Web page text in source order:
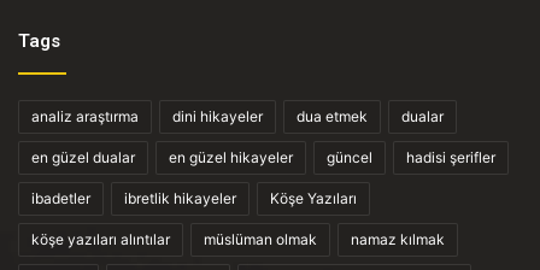
Tags
analiz araştırma dini hikayeler dua etmek dualar
en güzel dualar en güzel hikayeler güncel hadisi şerifler
ibadetler ibretlik hikayeler Köşe Yazıları
köşe yazıları alıntılar müslüman olmak namaz kılmak